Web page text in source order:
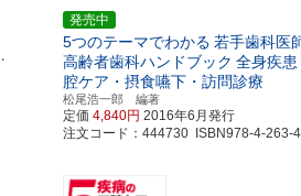
発売中
5つのテーマでわかる 若手歯科医
高齢者歯科ハンドブック 全身疾患
腔ケア・摂食嚥下・訪問診療
松尾浩一郎 編著
定価4,840円 2016年6月発行
注文コード：444730 ISBN978-4-263-